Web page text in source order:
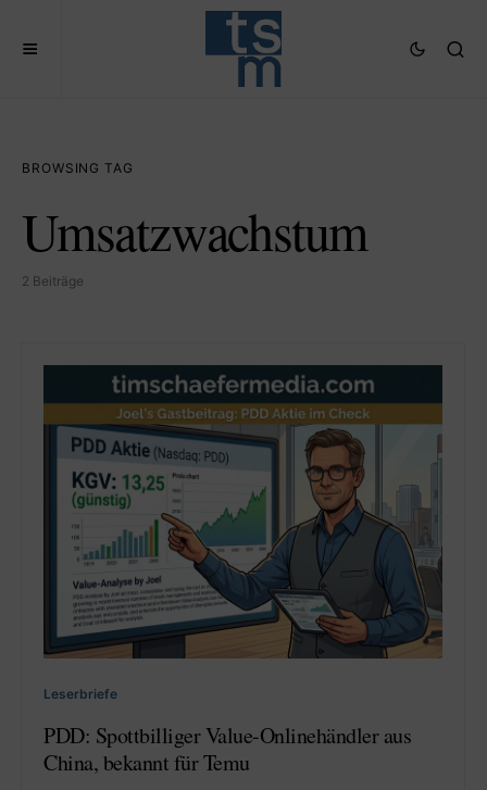
BROWSING TAG
Umsatzwachstum
2 Beiträge
Leserbriefe
PDD: Spottbilliger Value-Onlinehändler aus
China, bekannt für Temu